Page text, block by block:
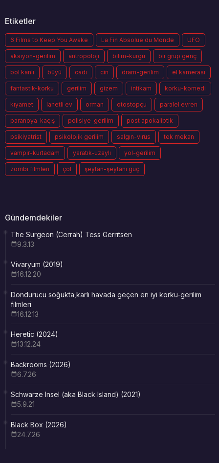
Etiketler
6 Films to Keep You Awake La Fin Absolue du Monde UFO
aksiyon-gerilim antropoloji bilim-kurgu bir grup genç
bol kanlı büyü cadı cin dram-gerilim el kamerası
fantastik-korku gerilim gizem intikam korku-komedi
kıyamet lanetli ev orman otostopçu paralel evren
paranoya-kaçış polisiye-gerilim post apokaliptik
psikiyatrist psikolojik gerilim salgın-virüs tek mekan
vampir-kurtadam yaratık-uzaylı yol-gerilim
zombi filmleri çöl şeytan-şeytani güç
Gündemdekiler
The Surgeon (Cerrah) Tess Gerritsen
9.3.13
Vivaryum (2019)
16.12.20
Dondurucu soğukta,karlı havada geçen en iyi korku-gerilim
filmleri
16.12.13
Heretic (2024)
13.12.24
Backrooms (2026)
6.7.26
Schwarze Insel (aka Black Island) (2021)
5.9.21
Black Box (2026)
24.7.26